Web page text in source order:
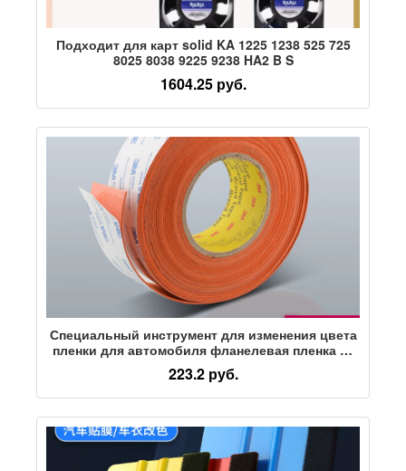
Подходит для карт solid KA 1225 1238 525 725
8025 8038 9225 9238 HA2 B S
1604.25 руб.
Специальный инструмент для изменения цвета
пленки для автомобиля фланелевая пленка из
оленьей кожи бархатная пленка для изменения
цвета скребок для замены заплатки из оленьей
кожи не повреждает пленку
223.2 руб.